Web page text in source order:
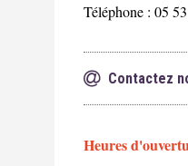
Téléphone : 05
Contactez
Heures